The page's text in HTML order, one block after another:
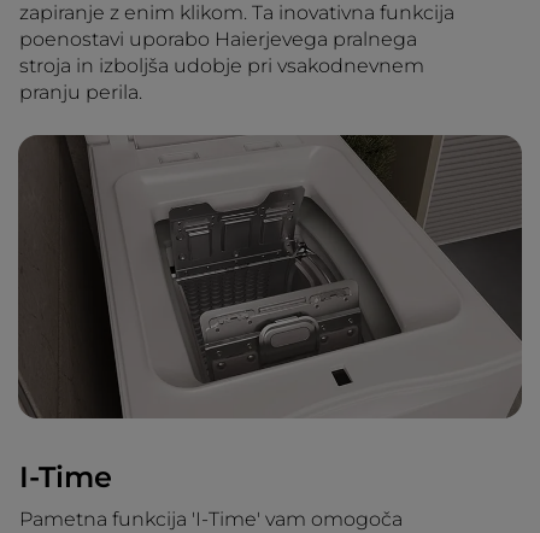
zapiranje z enim klikom. Ta inovativna funkcija
poenostavi uporabo Haierjevega pralnega
stroja in izboljša udobje pri vsakodnevnem
pranju perila.
I-Time
Pametna funkcija 'I-Time' vam omogoča